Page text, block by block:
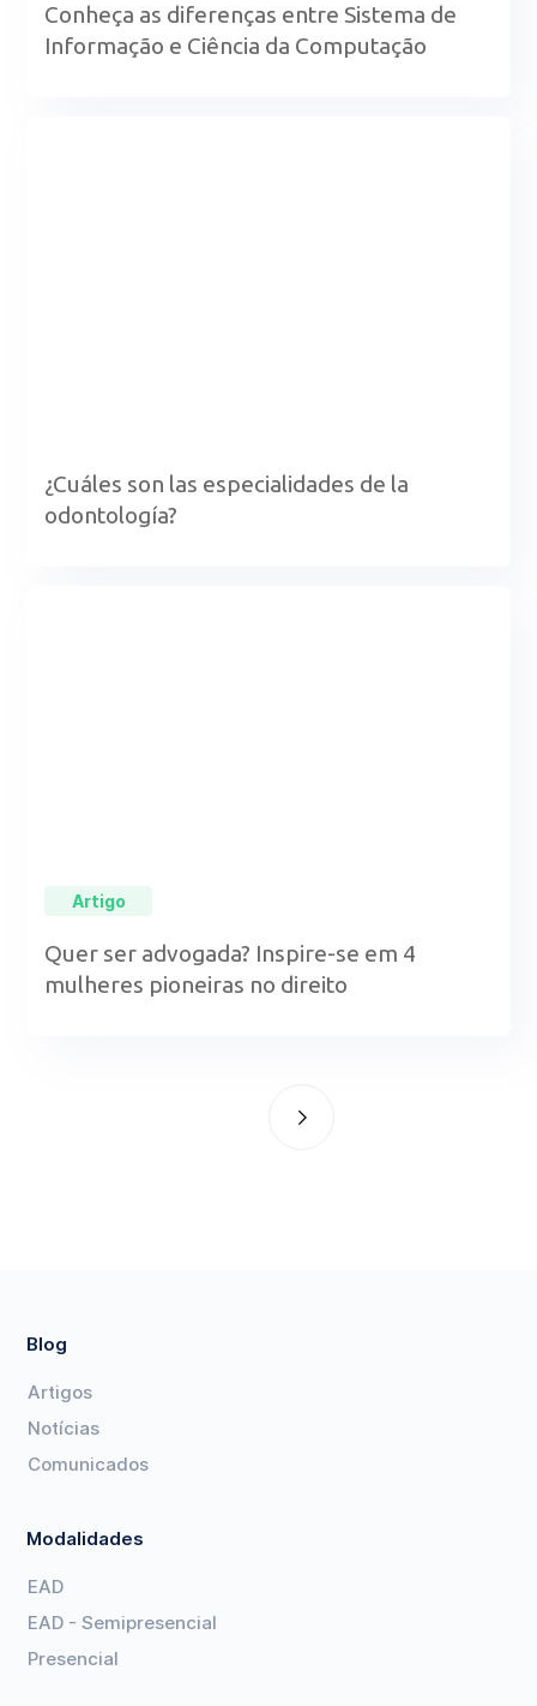
Conheça as diferenças entre Sistema de
Informação e Ciência da Computação
¿Cuáles son las especialidades de la
odontología?
Artigo
Quer ser advogada? Inspire-se em 4
mulheres pioneiras no direito
Blog
Artigos
Notícias
Comunicados
Modalidades
EAD
EAD - Semipresencial
Presencial